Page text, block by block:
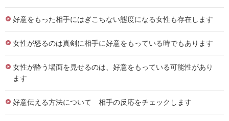
好意をもった相手にはぎこちない態度になる女性も存在します
女性が怒るのは真剣に相手に好意をもっている時でもあります
女性が酔う場面を見せるのは、好意をもっている可能性があり
ます
好意伝える方法について 相手の反応をチェックします